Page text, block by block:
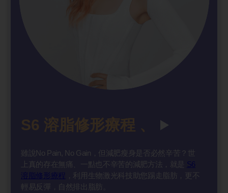
S6 溶脂修形療程 、
雖說No Pain, No Gain，但減肥瘦身是否必然辛苦？世
上真的存在無痛、一點也不辛苦的減肥方法，就是
S6
溶脂修形療程
，利用生物激光科技助您踢走脂肪，更不
輕易反彈，自然排出脂肪。